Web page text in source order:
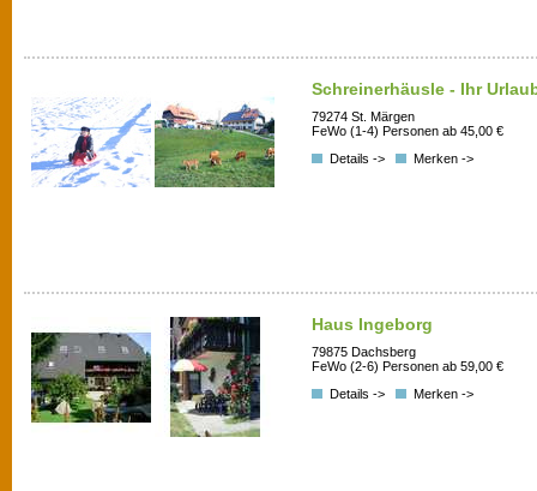
Schreinerhäusle - Ihr
79274 St. Märgen
FeWo (1-4) Personen ab 45,00 €
Details ->
Merken ->
Haus Ingeborg
79875 Dachsberg
FeWo (2-6) Personen ab 59,00 €
Details ->
Merken ->